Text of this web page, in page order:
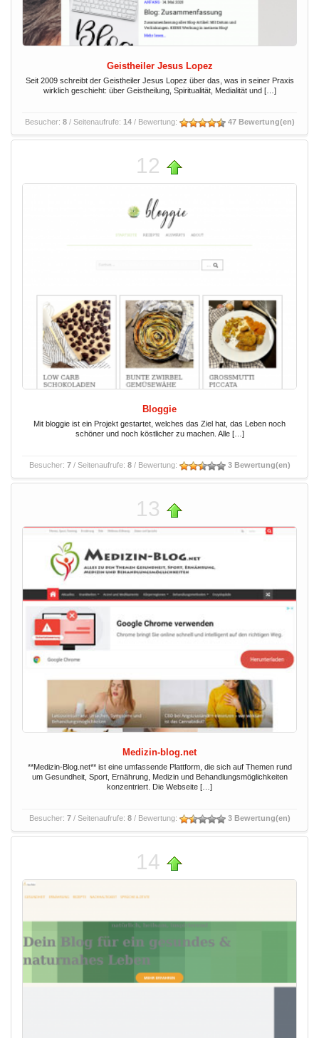
Geistheiler Jesus Lopez
Seit 2009 schreibt der Geistheiler Jesus Lopez über das, was in seiner Praxis
wirklich geschieht: über Geistheilung, Spiritualität, Medialität und […]
Besucher: 8/ Seitenaufrufe: 14/ Bewertung: 47 Bewertung(en)
12
Bloggie
Mit bloggie ist ein Projekt gestartet, welches das Ziel hat, das Leben noch
schöner und noch köstlicher zu machen. Alle […]
Besucher: 7/ Seitenaufrufe: 8/ Bewertung: 3 Bewertung(en)
13
Medizin-blog.net
**Medizin-Blog.net** ist eine umfassende Plattform, die sich auf Themen rund
um Gesundheit, Sport, Ernährung, Medizin und Behandlungsmöglichkeiten
konzentriert. Die Webseite […]
Besucher: 7/ Seitenaufrufe: 8/ Bewertung: 3 Bewertung(en)
14